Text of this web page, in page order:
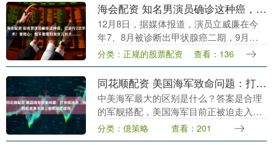
海会配资 知名男演员确诊这种癌，已进行2次手术！曾担心：能不能看到我女儿长大……
12月8日，据媒体报道，演员立威廉在今
年7、8月被诊断出甲状腺癌二期，9月已
进行两次手术。 立威廉称看到检查报告只
觉得眼前一黑：“能不能看到我女儿长
大？”他透露....
分类：正规的股票配资 查看：136
同花顺配资 美国海军致命问题：打杂舰凉凉，高档舰青黄不接，伯克级忙成狗
中美海军最大的区别是什么？答案是合理
的军舰搭配，美国海军目前正被迫走入一
个误区：缺少打杂舰的情况下同花顺配
资，只能靠伯克级包打天下。而中国海军
分类：億策略 查看：201